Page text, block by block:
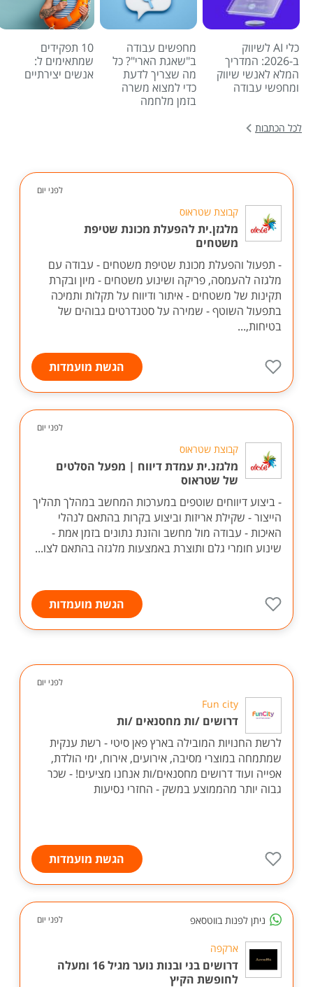
כלי AI לשיווק
ב-2026: המדריך
המלא לאנשי שיווק
ומחפשי עבודה
מחפשים עבודה
ב"שאגת הארי"? כל
מה שצריך לדעת
כדי למצוא משרה
בזמן מלחמה
10 תפקידים
שמתאימים ל:
אנשים יצירתיים
לכל הכתבות
לפני יום
קבוצת שטראוס
מלגזן.ית להפעלת מכונת שטיפת
משטחים
- תפעול והפעלת מכונת שטיפת משטחים - עבודה עם
מלגזה להעמסה, פריקה ושינוע משטחים - מיון ובקרת
תקינות של משטחים - איתור ודיווח על תקלות ותמיכה
בתפעול השוטף - שמירה על סטנדרטים גבוהים של
בטיחות,...
הגשת מועמדות
לפני יום
קבוצת שטראוס
מלגזנ.ית עמדת דיווח | מפעל הסלטים
של שטראוס
- ביצוע דיווחים שוטפים במערכות המחשב במהלך תהליך
הייצור - שקילת אריזות וביצוע בקרות בהתאם לנהלי
האיכות - עבודה מול מחשב והזנת נתונים בזמן אמת -
שינוע חומרי גלם ותוצרת באמצעות מלגזה בהתאם לצו...
הגשת מועמדות
לפני יום
Fun city
דרושים /ות מחסנאים /ות
לרשת החנויות המובילה בארץ פאן סיטי - רשת ענקית
שמתמחה במוצרי מסיבה, אירועים, אירוח, ימי הולדת,
אפייה ועוד דרושים מחסנאים/ות אנחנו מציעים! - שכר
גבוה יותר מהממוצע במשק - החזרי נסיעות
הגשת מועמדות
ניתן לפנות בווטסאפ לפני יום
ארקפה
דרושים בני ובנות נוער מגיל 16 ומעלה
לחופשת הקיץ